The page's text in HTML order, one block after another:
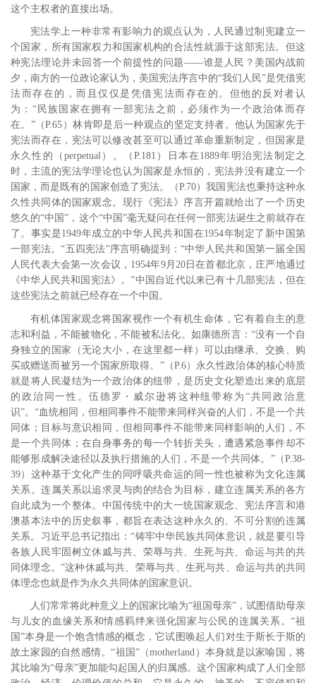
这个主权者的直接出场。
宪法学上一种非常有影响力的观点认为，人民通过制宪建立一
个国家，所有国家权力和国家机构的合法性就源于这部宪法。但这
种宪法理论并未回答一个前提性的问题――谁是人民？美国内战前
夕，南方的一位政论家认为，美国宪法序言中的“我们人民”是凭借宪
法而存在的，而且仅仅是凭借宪法而存在的。 但他的反对者认
为：“民族国家在拥有一部宪法之前，必须作为一个政治体而存
在。”（P.65 ）林肯即是后一种观点的坚定支持者。他认为国家先于
宪法而存在，宪法可以修改甚至可以通过革命重新制定，但国家是
永久性的（perpetual ）。 （P.181 ）日本在1889年明治宪法制定之
时，主流的宪法学理论也认为国家是永恒的，宪法并没有建立一个
国家，而是既有的国家创造了宪法。
（P.70）我国宪法也秉持这种永
久性共同体的国家观念。现行《宪法》序言开篇就给出了一个历史
悠久的“中国”，这个“中国”毫无疑问在任何一部宪法诞生之前就存在
了。事实是1949年成立的中华人民共和国在1954年制定了新中国第
一部宪法。“五四宪法”序言明确提到：“中华人民共和国第一届全国
人民代表大会第一次会议， 1954年9月 20日在首都北京，庄严地通过
《中华人民共和国宪法》。”中国自近代以来已有十几部宪法，但在
这些宪法之前就已经存在一个中国。
有机体国家观念将国家视作一个有机生命体，它有着自主的意
志和利益，不能被物化，不能被私法化。如康德所言：“没有一个自
身独立的国家（无论大小，在这里都一样）可以由继承、交换、购
买或赠送而被另一个国家所取得。”（P.6）永久性政治体的核心特质
就是将人民凝结为一个政治体的纽带，是历史文化塑造出来的底层
的政治同一性。伍德罗・威尔逊将这种纽带称为“共同政治意
识”。“血统相同，但相同事件不能带来同样兴奋的人们，不是一个共
同体；目标与意识相同，但相同事件不能带来同样影响的人们，不
是一个共同体；在自身事务的每一个转折关头，遭遇紧急事件却不
能够形成解决途径以及执行措施的人们，不是一个共同体。”（P.38-
39）这种基于文化产生的同呼吸共命运的同一性也被称为文化连属
关系。连属关系以追求灵与肉的结合为目标，建立连属关系的各方
自此成为一个整体。 中国传统中的大一统国家观念、宪法序言和港
澳基本法中的历史叙事，都旨在表达这种永久的、不可分割的连属
关系。习近平总书记指出：“铸牢中华民族共同体意识，就是要引导
各族人民牢固树立休戚与共、荣辱与共、生死与共、命运与共的共
同体理念。”这种休戚与共、荣辱与共、生死与共、命运与共的共同
体理念也就是作为永久共同体的国家意识。
人们常常将此种意义上的国家比喻为“祖国母亲”，试图借助母亲
与儿女的血缘关系和情感羁绊来强化国家与公民的连属关系。“祖
国”本身是一个饱含情感的概念，它试图唤起人们对生于斯长于斯的
故土家园的自然感情。“祖国”（motherland ）本身就是以家喻国，将
其比喻为“母亲”更加能勾起国人的归属感。这个国家构成了人们全部